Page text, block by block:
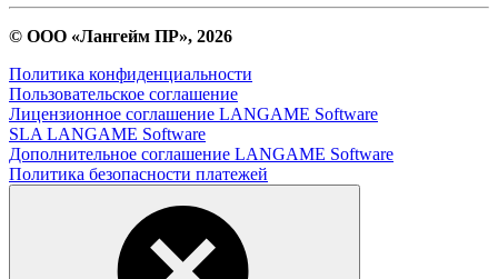
© ООО «Лангейм ПР», 2026
Политика конфиденциальности
Пользовательское соглашение
Лицензионное соглашение LANGAME Software
SLA LANGAME Software
Дополнительное соглашение LANGAME Software
Политика безопасности платежей